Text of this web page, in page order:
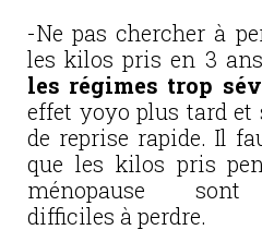
-Ne pas chercher à
les kilos pris en 3
les régimes trop
effet yoyo plus tard et
de reprise rapide. Il
que les kilos pris
ménopause sont
difficiles à perdre.